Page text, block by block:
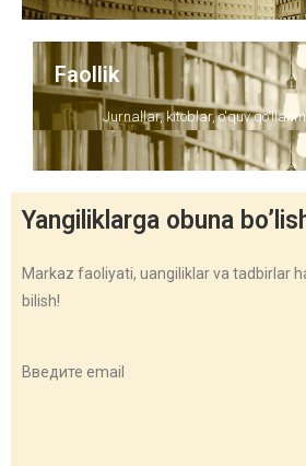
Faollik
Jurnallar, kitoblar, o'quv
Yangiliklarga obuna
Markaz faoliyati, uangiliklar va tadbirlar
bilish!
Введите email